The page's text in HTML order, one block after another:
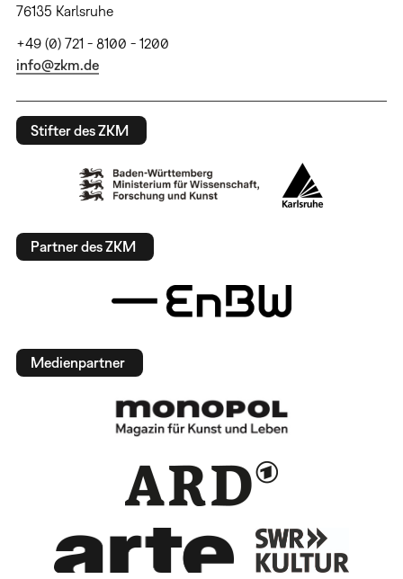
76135 Karlsruhe
+49 (0) 721 - 8100 - 1200
info@zkm.de
Stifter des ZKM
Partner des ZKM
Medienpartner